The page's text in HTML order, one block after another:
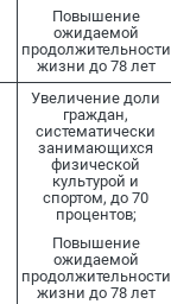
Повышение
ожидаемой
продолжительности
жизни до 78 лет
Увеличение доли
граждан,
систематически
занимающихся
физической
культурой и
спортом, до 70
процентов;
Повышение
ожидаемой
продолжительности
жизни до 78 лет